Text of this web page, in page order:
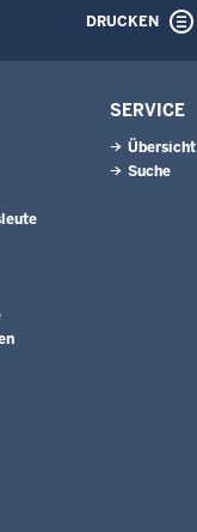
DRUCKEN
SERVICE
Übersicht
Suche